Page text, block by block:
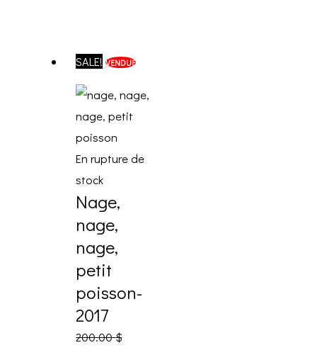
SALE! VENDUE
En rupture de
stock
Nage,
nage,
nage,
petit
poisson-
2017
200.00$